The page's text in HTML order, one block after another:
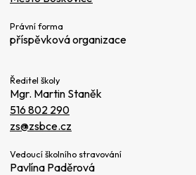
Právní forma
příspěvková organizace
Ředitel školy
Mgr. Martin Staněk
516 802 290
zs@zsbce.cz
Vedoucí školního stravování
Pavlína Paděrová